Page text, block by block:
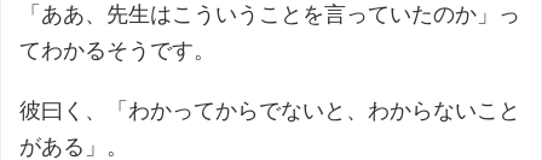
「ああ、先生はこういうことを言っていたのか」っ
てわかるそうです。
彼曰く、「わかってからでないと、わからないこと
がある」。